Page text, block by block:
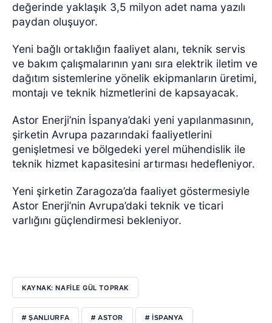
değerinde yaklaşık 3,5 milyon adet nama yazılı
paydan oluşuyor.
Yeni bağlı ortaklığın faaliyet alanı, teknik servis
ve bakım çalışmalarının yanı sıra elektrik iletim ve
dağıtım sistemlerine yönelik ekipmanların üretimi,
montajı ve teknik hizmetlerini de kapsayacak.
Astor Enerji’nin İspanya’daki yeni yapılanmasının,
şirketin Avrupa pazarındaki faaliyetlerini
genişletmesi ve bölgedeki yerel mühendislik ile
teknik hizmet kapasitesini artırması hedefleniyor.
Yeni şirketin Zaragoza’da faaliyet göstermesiyle
Astor Enerji’nin Avrupa’daki teknik ve ticari
varlığını güçlendirmesi bekleniyor.
KAYNAK: NAFİLE GÜL TOPRAK
# ŞANLIURFA # ASTOR # ISPANYA